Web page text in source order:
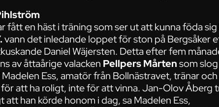
fått en häst i träning som ser ut att kunna föda
vann det inledande loppet för ston på Bergsåker
Daniel Wäjersten. Detta efter fem
av åttaårige valacken Pellpers Mårtensom
Ess, amatör från Bollnästravet, tränar och
att ha roligt, inte för att vinna. Jan-Olov Åberg
att han körde honom i dag, sa Madelen Ess,